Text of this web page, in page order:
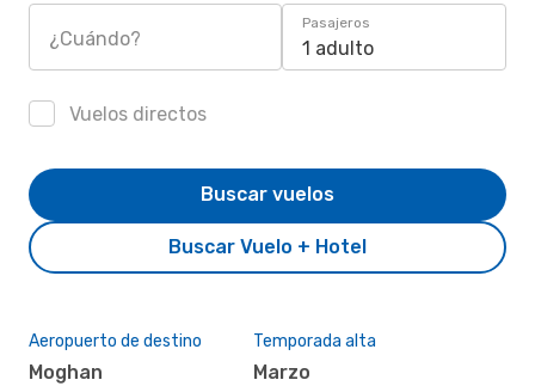
¿Cuándo?
Pasajeros
1 adulto
Vuelos directos
Buscar Vuelo + Hotel
Buscar vuelos
Aeropuerto de destino
Moghan
Temporada alta
marzo